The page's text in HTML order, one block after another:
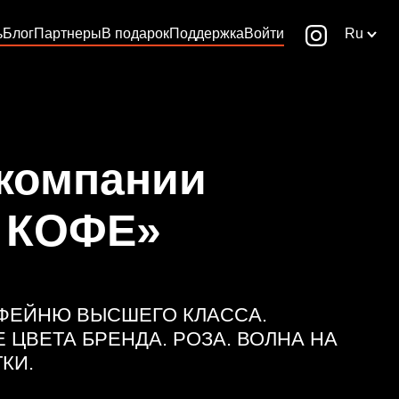
БлогПартнерыВ подарокПоддержкаВойти Ru
КОФЕ»
ВЫСШЕГО КЛАССА.
ЦВЕТА БРЕНДА. РОЗА. ВОЛНА НА